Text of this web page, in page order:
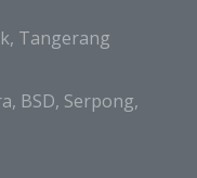
Tangerang
BSD, Serpong,